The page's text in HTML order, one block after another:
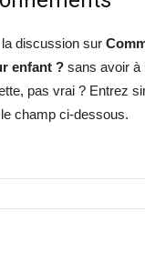
discussion sur
enfant ? sans avoir à
pas vrai ? Entrez
champ ci-dessous.